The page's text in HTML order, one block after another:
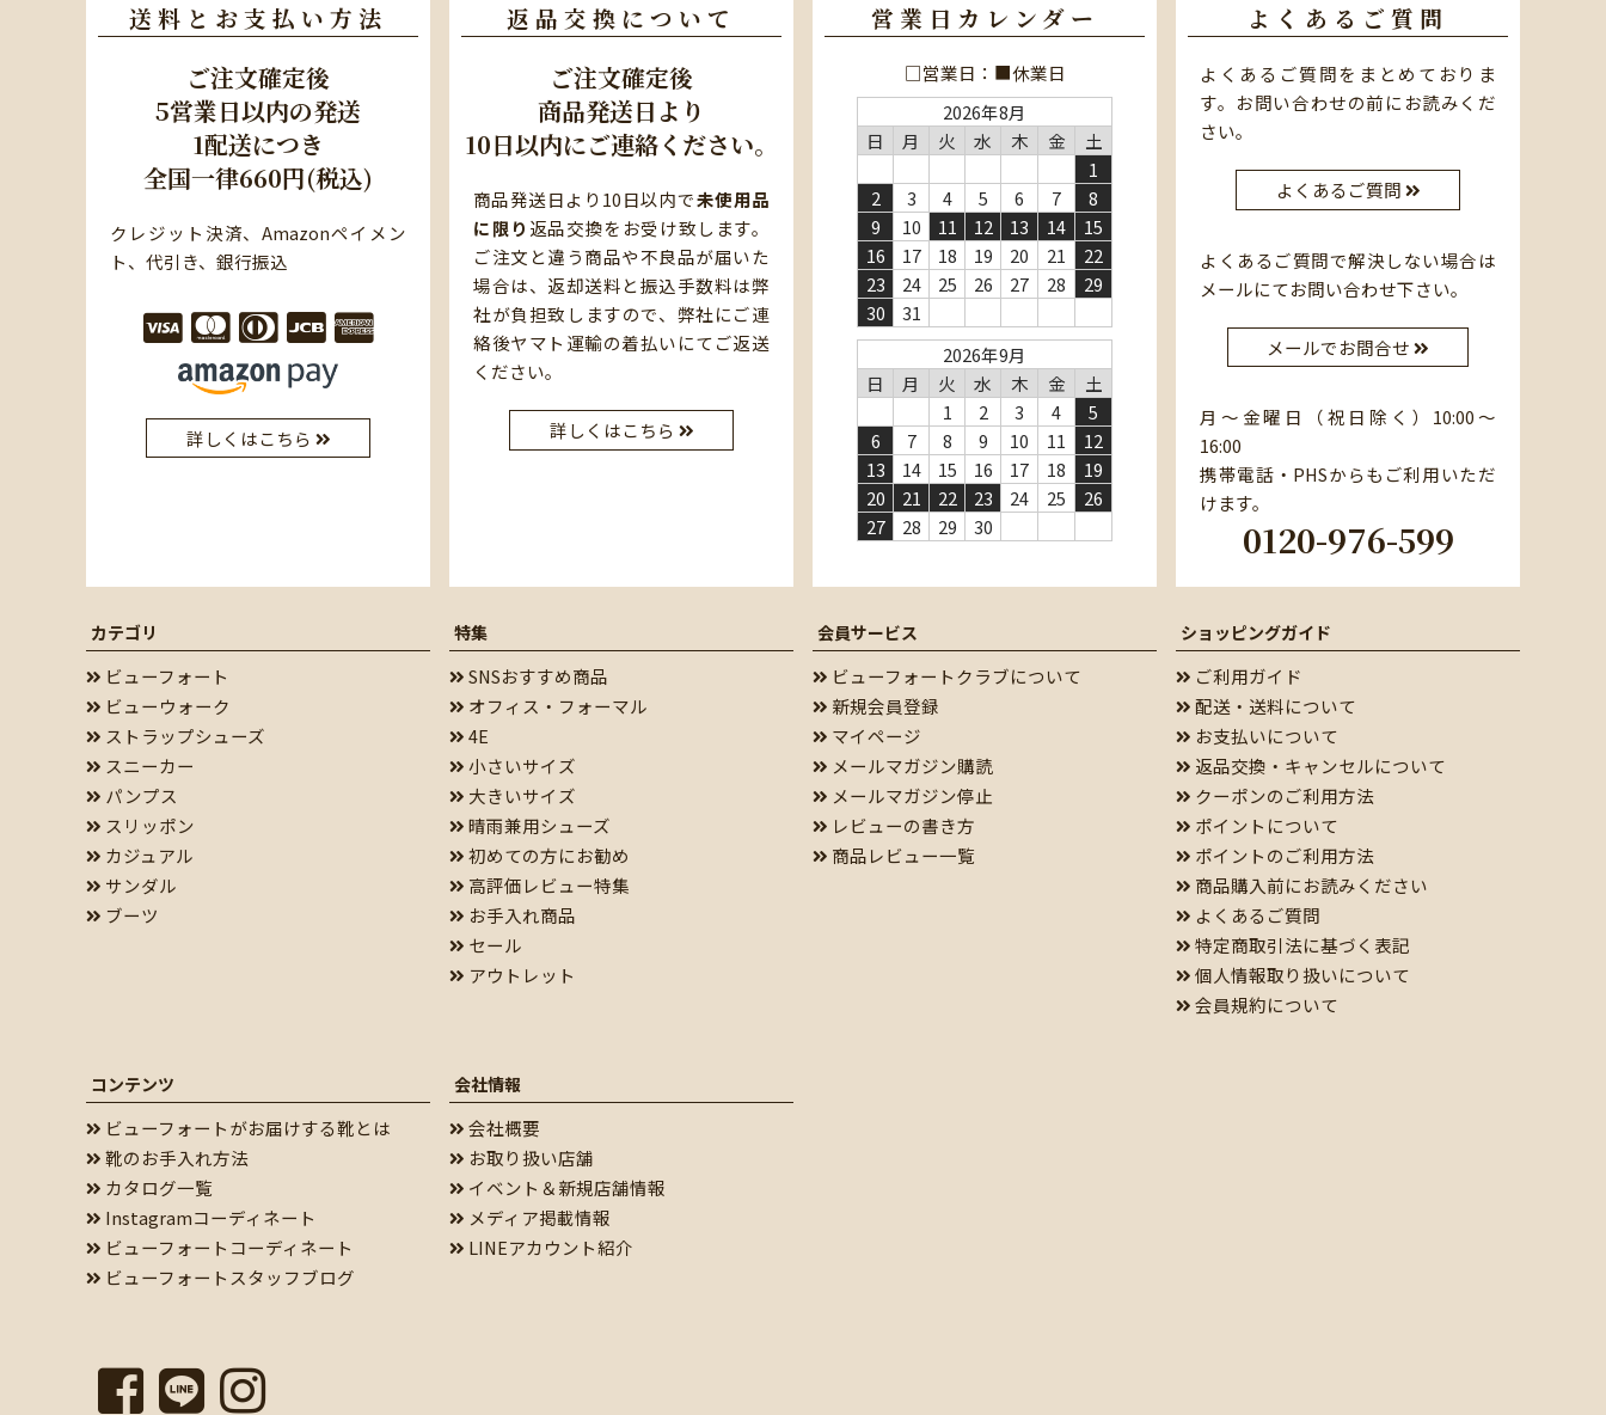
送料とお支払い方法
ご注文確定後
5営業日以内の発送
1配送につき
全国一律660円(税込)
クレジット決済、Amazonペイメン
ト、代引き、銀行振込
詳しくはこちら
返品交換について
ご注文確定後
商品発送日より
10日以内にご連絡ください。
商品発送日より10日以内で未使用品
に限り 返品交換をお受け致します。
ご注文と違う商品や不良品が届いた
場合は、返却送料と振込手数料は弊
社が負担致しますので、弊社にご連
絡後ヤマト運輸の着払いにてご返送
ください。
詳しくはこちら
営業日カレンダー
□営業日：■休業日
2026年8月
日
月 火 水 木 金
土
1
2
3 4 5 6 7
8
9
10 11 12 13 14
15
16
17 18 19 20 21
22
23
24 25 26 27 28
29
30
31
2026年9月
日
月 火 水 木 金
土
1
2 3 4
5
6
7 8 9 10 11
12
13
14 15 16 17 18
19
20
21 22 23 24 25
26
27
28 29 30
よくあるご質問
よくあるご質問をまとめておりま
す。お問い合わせの前にお読みくだ
さい。
よくあるご質問
よくあるご質問で解決しない場合は
メールにてお問い合わせ下さい。
メールでお問合せ
月～金曜日（祝日除く）10:00～
16:00
携帯電話・PHSからもご利用いただ
けます。
0120-976-599
カテゴリ
ビューフォート
ビューウォーク
ストラップシューズ
スニーカー
パンプス
スリッポン
カジュアル
サンダル
ブーツ
特集
SNSおすすめ商品
オフィス・フォーマル
4E
小さいサイズ
大きいサイズ
晴雨兼用シューズ
初めての方にお勧め
高評価レビュー特集
お手入れ商品
セール
アウトレット
会員サービス
ビューフォートクラブについて
新規会員登録
マイページ
メールマガジン購読
メールマガジン停止
レビューの書き方
商品レビュー一覧
ショッピングガイド
ご利用ガイド
配送・送料について
お支払いについて
返品交換・キャンセルについて
クーポンのご利用方法
ポイントについて
ポイントのご利用方法
商品購入前にお読みください
よくあるご質問
特定商取引法に基づく表記
個人情報取り扱いについて
会員規約について
コンテンツ
ビューフォートがお届けする靴とは
靴のお手入れ方法
カタログ一覧
Instagramコーディネート
ビューフォートコーディネート
ビューフォートスタッフブログ
会社情報
会社概要
お取り扱い店舗
イベント＆新規店舗情報
メディア掲載情報
LINEアカウント紹介